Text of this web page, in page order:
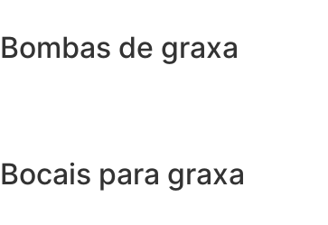
Bombas de graxa
Bocais para graxa